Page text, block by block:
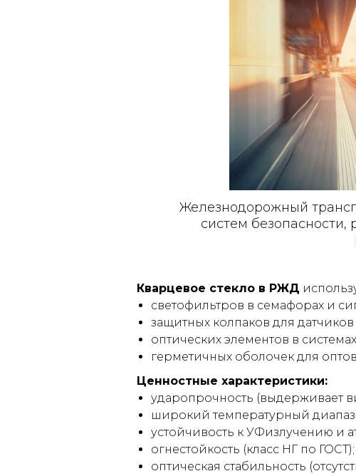
Железнодорожный
систем
Кварцевое стекло в РЖД
светофильтров в семафорах и
защитных колпаков для
оптических элементов в
герметичных оболочек для
Ценностные характеристики:
ударопрочность (выдерживает
широкий температурный
устойчивость к УФизлучению и
огнестойкость (класс НГ по ГОСТ);
оптическая стабильность